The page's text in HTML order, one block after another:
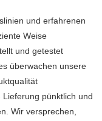
und erfahrenen
Weise
und getestet
überwachen unsere
pünktlich und
Wir versprechen,